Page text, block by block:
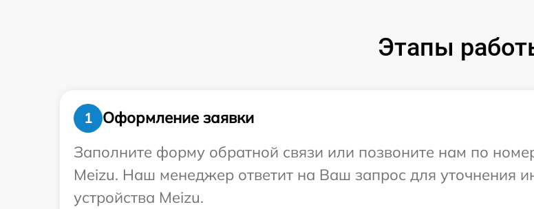
Этапы
1
Оформление заявки
Заполните форму обратной связи или позвоните нам по
Meizu. Наш менеджер ответит на Ваш запрос для уточнения
устройства Meizu.